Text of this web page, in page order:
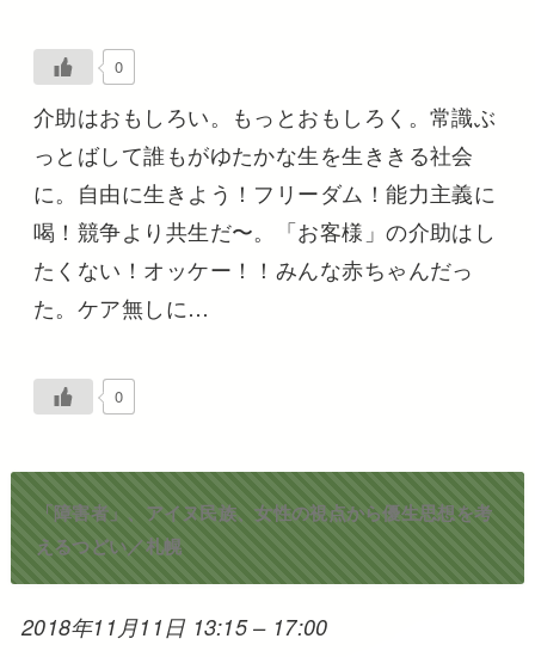
0
介助はおもしろい。もっとおもしろく。常識ぶ
っとばして誰もがゆたかな生を生ききる社会
に。自由に生きよう！フリーダム！能力主義に
喝！競争より共生だ〜。「お客様」の介助はし
たくない！オッケー！！みんな赤ちゃんだっ
た。ケア無しに…
0
「障害者」、アイヌ民族、女性の視点から優生思想を考
えるつどい／札幌
2018年11月11日 13:15– 17:00